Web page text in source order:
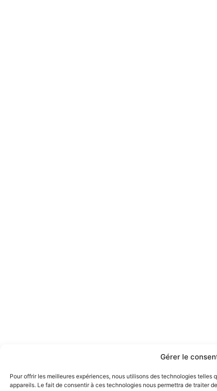
Gérer le
Pour offrir les meilleures expériences, nous utilisons des technologies
appareils. Le fait de consentir à ces technologies nous permettra de traiter